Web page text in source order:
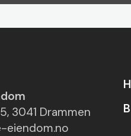
3041 Drammen
eiendom.no